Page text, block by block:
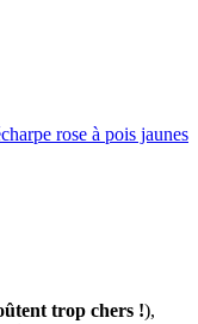
rose à pois jaunes
trop chers !),